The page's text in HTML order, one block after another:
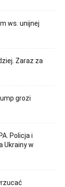
ws. unijnej
Zaraz za
grozi
Policja i
Ukrainy w